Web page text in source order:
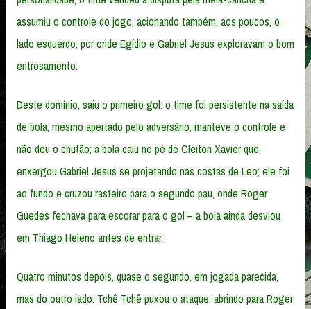
assumiu o controle do jogo, acionando também, aos poucos, o
lado esquerdo, por onde Egídio e Gabriel Jesus exploravam o bom
entrosamento.
Deste domínio, saiu o primeiro gol: o time foi persistente na saída
de bola; mesmo apertado pelo adversário, manteve o controle e
não deu o chutão; a bola caiu no pé de Cleiton Xavier que
enxergou Gabriel Jesus se projetando nas costas de Leo; ele foi
ao fundo e cruzou rasteiro para o segundo pau, onde Roger
Guedes fechava para escorar para o gol – a bola ainda desviou
em Thiago Heleno antes de entrar.
Quatro minutos depois, quase o segundo, em jogada parecida,
mas do outro lado: Tchê Tchê puxou o ataque, abrindo para Roger